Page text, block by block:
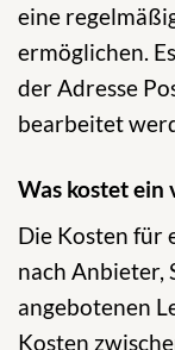
eine
ermöglichen.
der Adresse
bearbeitet
Was kostet ein
Die Kosten für
nach Anbieter,
angebotenen
Kosten